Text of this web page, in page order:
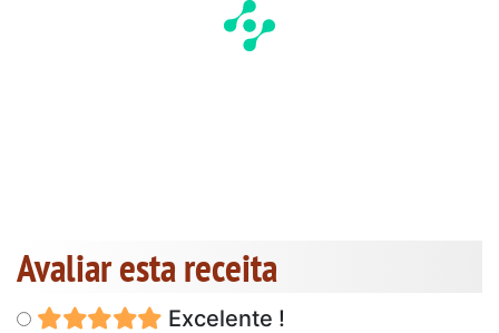
Avaliar esta receita
Excelente !